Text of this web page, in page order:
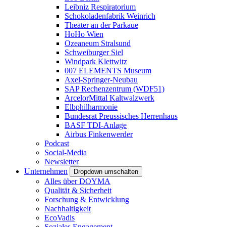
Leibniz Respiratorium
Schokoladenfabrik Weinrich
Theater an der Parkaue
HoHo Wien
Ozeaneum Stralsund
Schweiburger Siel
Windpark Klettwitz
007 ELEMENTS Museum
Axel-Springer-Neubau
SAP Rechenzentrum (WDF51)
ArcelorMittal Kaltwalzwerk
Elbphilharmonie
Bundesrat Preussisches Herrenhaus
BASF TDI-Anlage
Airbus Finkenwerder
Podcast
Social-Media
Newsletter
Unternehmen
Dropdown umschalten
Alles über DOYMA
Qualität & Sicherheit
Forschung & Entwicklung
Nachhaltigkeit
EcoVadis